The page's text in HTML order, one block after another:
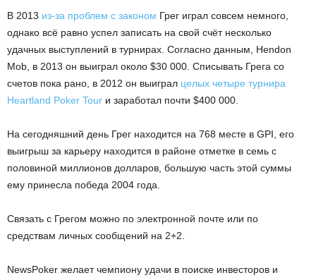
В 2013 из-за проблем с законом Грег играл совсем немного,
однако всё равно успел записать на свой счёт несколько
удачных выступлений в турнирах. Согласно данным, Hendon
Mob, в 2013 он выиграл около $30 000. Списывать Грега со
счетов пока рано, в 2012 он выиграл целых четыре турнира
Heartland Poker Tour и заработал почти $400 000.
На сегодняшний день Грег находится на 768 месте в GPI, его
выигрыш за карьеру находится в районе отметке в семь с
половиной миллионов долларов, большую часть этой суммы
ему принесла победа 2004 года.
Связать с Грегом можно по электронной почте или по
средствам личных сообщений на 2+2.
NewsPoker желает чемпиону удачи в поиске инвесторов и